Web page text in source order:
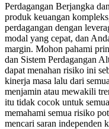
Perdagangan Berjangka
produk keuangan
perdagangan dengan
modal yang cepat, dan
margin. Mohon pahami
dan Sistem Perdagangan
dapat menahan risiko ini
kinerja masa lalu dari
menjamin atau mewakili
itu tidak cocok untuk
memahami semua risiko
mencari saran independen